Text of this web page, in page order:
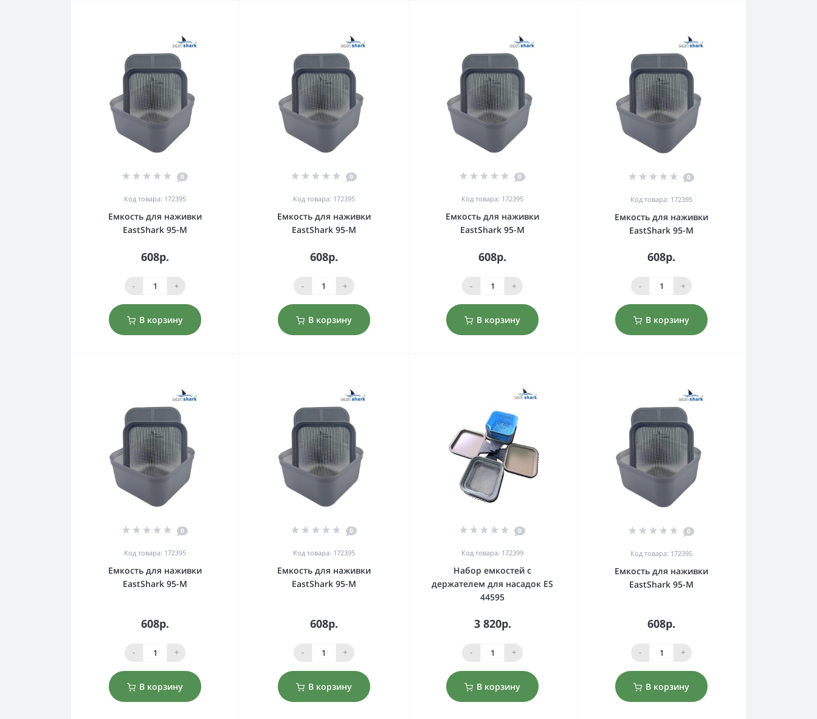
0
Код товара: 172395
Емкость для наживки
EastShark 95-M
608р.
- +
В корзину
0
Код товара: 172395
Емкость для наживки
EastShark 95-M
608р.
- +
В корзину
0
Код товара: 172395
Емкость для наживки
EastShark 95-M
608р.
- +
В корзину
0
Код товара: 172395
Емкость для наживки
EastShark 95-M
608р.
- +
В корзину
0
Код товара: 172395
Емкость для наживки
EastShark 95-M
608р.
- +
В корзину
0
Код товара: 172395
Емкость для наживки
EastShark 95-M
608р.
- +
В корзину
0
Код товара: 172399
Набор емкостей с
держателем для насадок ES
44595
3 820р.
- +
В корзину
0
Код товара: 172395
Емкость для наживки
EastShark 95-M
608р.
- +
В корзину